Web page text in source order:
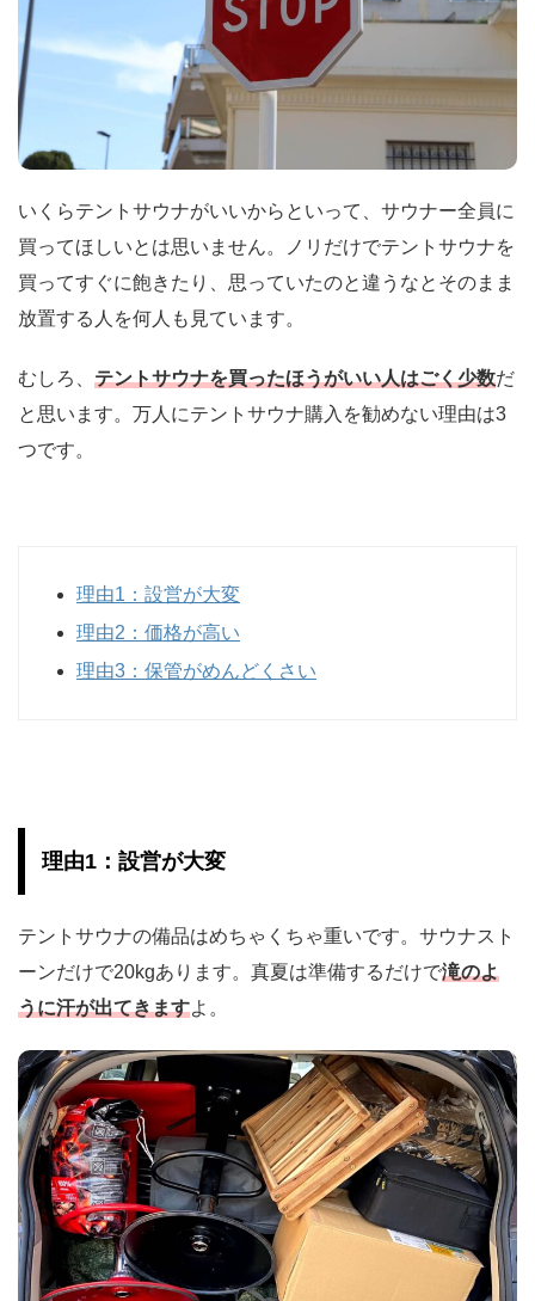
いくらテントサウナがいいからといって、サウナー全員に
買ってほしいとは思いません。ノリだけでテントサウナを
買ってすぐに飽きたり、思っていたのと違うなとそのまま
放置する人を何人も見ています。
むしろ、 テントサウナを買ったほうがいい人はごく少数だ
と思います。万人にテントサウナ購入を勧めない理由は3
つです。
理由1：設営が大変
理由2：価格が高い
理由3：保管がめんどくさい
理由1：設営が大変
テントサウナの備品はめちゃくちゃ重いです。サウナスト
ーンだけで20kgあります。真夏は準備するだけで滝のよ
うに汗が出てきますよ。